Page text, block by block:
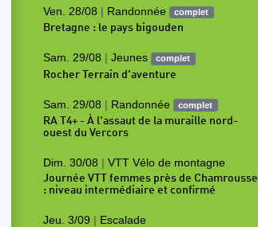
Ven. 28/08 | Randonnée complet
Bretagne : le pays bigouden
Sam. 29/08 | Jeunes complet
Rocher Terrain d'aventure
Sam. 29/08 | Randonnée complet
RA T4+ - À l'assaut de la muraille nord-
ouest du Vercors
Dim. 30/08 | VTT Vélo de montagne
Journée VTT femmes près de Chamrousse
: niveau intermédiaire et confirmé
Jeu. 3/09 | Escalade